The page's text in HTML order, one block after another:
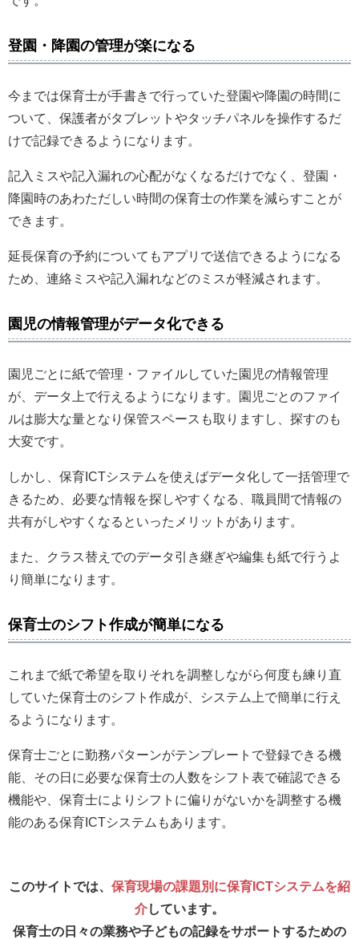
登園・降園の管理が楽になる
今までは保育士が手書きで行っていた登園や降園の時間に
ついて、保護者がタブレットやタッチパネルを操作するだ
けで記録できるようになります。
記入ミスや記入漏れの心配がなくなるだけでなく、登園・
降園時のあわただしい時間の保育士の作業を減らすことが
できます。
延長保育の予約についてもアプリで送信できるようになる
ため、連絡ミスや記入漏れなどのミスが軽減されます。
園児の情報管理がデータ化できる
園児ごとに紙で管理・ファイルしていた園児の情報管理
が、データ上で行えるようになります。園児ごとのファイ
ルは膨大な量となり保管スペースも取りますし、探すのも
大変です。
しかし、保育ICTシステムを使えばデータ化して一括管理で
きるため、必要な情報を探しやすくなる、職員間で情報の
共有がしやすくなるといったメリットがあります。
また、クラス替えでのデータ引き継ぎや編集も紙で行うよ
り簡単になります。
保育士のシフト作成が簡単になる
これまで紙で希望を取りそれを調整しながら何度も練り直
していた保育士のシフト作成が、システム上で簡単に行え
るようになります。
保育士ごとに勤務パターンがテンプレートで登録できる機
能、その日に必要な保育士の人数をシフト表で確認できる
機能や、保育士によりシフトに偏りがないかを調整する機
能のある保育ICTシステムもあります。
このサイトでは、 保育現場の課題別に保育ICTシステムを紹
介しています。
保育士の日々の業務や子どもの記録をサポートするための